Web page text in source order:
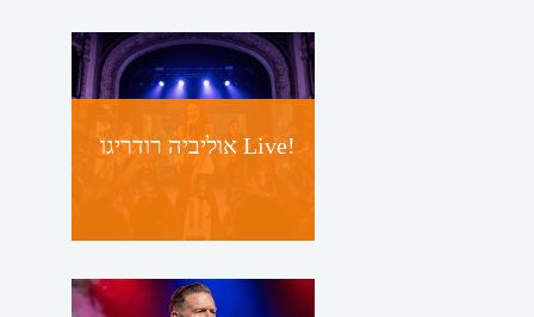
אוליביה רודריגו Live!